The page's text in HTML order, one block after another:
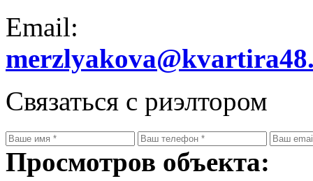
Email:
Связаться с риэлтором
Просмотров объекта: